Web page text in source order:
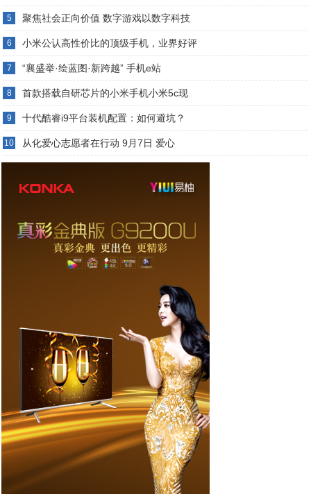
5 聚焦社会正向价值 数字游戏以数字科技
6 小米公认高性价比的顶级手机，业界好评
7 “襄盛举·绘蓝图·新跨越” 手机e站
8 首款搭载自研芯片的小米手机小米5c现
9 十代酷睿i9平台装机配置：如何避坑？
10 从化爱心志愿者在行动 9月7日 爱心